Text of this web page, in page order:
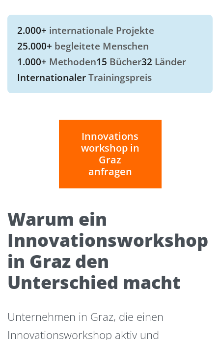
2.000+ internationale Projekte
25.000+ begleitete Menschen
1.000+ Methoden15 Bücher32 Länder
InternationalerTrainingspreis
Innovations
workshop in
Graz
anfragen
Warum ein
Innovationsworkshop
in Graz den
Unterschied macht
Unternehmen in Graz, die einen
Innovationsworkshop aktiv und